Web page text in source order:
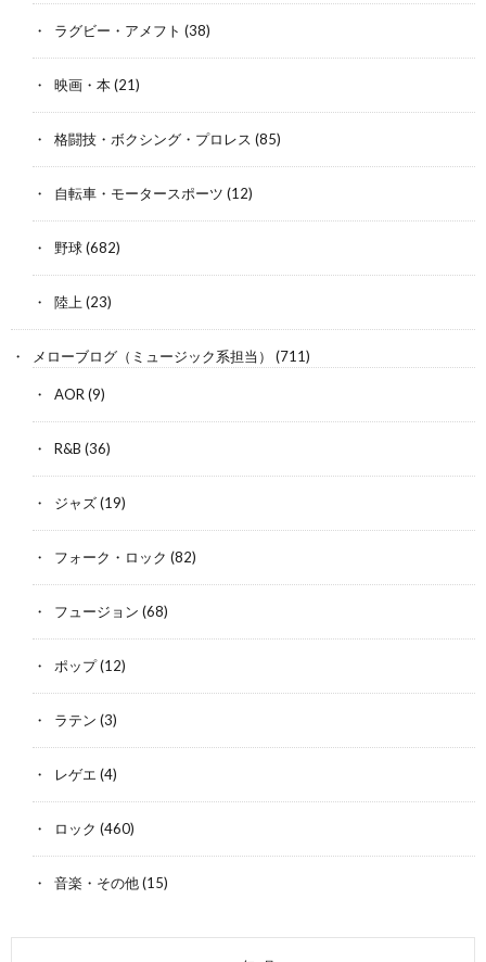
ラグビー・アメフト (38)
映画・本(21)
格闘技・ボクシング・プロレス (85)
自転車・モータースポーツ (12)
野球(682)
陸上 (23)
メローブログ（ミュージック系担当） (711)
AOR (9)
R&B (36)
ジャズ(19)
フォーク・ロック (82)
フュージョン (68)
ポップ(12)
ラテン (3)
レゲエ (4)
ロック (460)
音楽・その他(15)